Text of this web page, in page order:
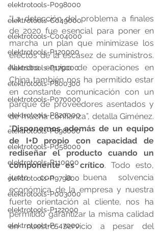
elektrotools-P098000
elektrotools-C049000
elektrotools-C004000
elektrotools-P120000
elektrotools-P179000
elektrotools-P800300
elektrotools-P070000
elektrotools-P820000
elektrotools-P898000
elektrotools-P058000
elektrotools-P110000
elektrotools-P979800
elektrotools-P003000
elektrotools-P122000
elektrotools-P547000
“La detección del problema a finales
de 2020 fue esencial para poner en
marcha un plan que minimizase los
efectos de la escasez de suministros.
Nuestro equipo de operaciones en
China también nos ha permitido estar
en constante comunicación con un
parque de proveedores asentados y
de mucha confianza”, detalla Giménez.
“Disponemos además de un equipo
de I+D propio con capacidad de
rediseñar el producto cuando un
componente es crítico. Todo esto,
junto con la buena solvencia
económica de la empresa y nuestra
fuerte orientación al cliente, nos ha
permitido garantizar la misma calidad
en nuestro servicio a pesar del